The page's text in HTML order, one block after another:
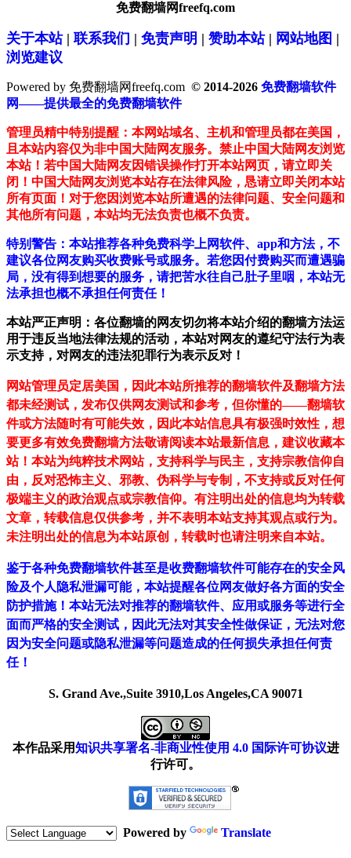
免费翻墙网freefq.com
关于本站| 联系我们 | 免责声明 | 赞助本站| 网站地图 |
浏览建议
Powered by 免费翻墙网freefq.com © 2014-2026 免费翻墙软件
网——提供最全的免费翻墙软件
管理员精中特别提醒：本网站域名、主机和管理员都在美国，
且本站内容仅为非中国大陆网友服务。禁止中国大陆网友浏览
本站！若中国大陆网友因错误操作打开本站网页，请立即关
闭！中国大陆网友浏览本站存在法律风险，恳请立即关闭本站
所有页面！对于您因浏览本站所遭遇的法律问题、安全问题和
其他所有问题，本站均无法负责也概不负责。
特别警告：本站推荐各种免费科学上网软件、app和方法，不
建议各位网友购买收费账号或服务。若您因付费购买而遭遇骗
局，没有得到想要的服务，请把苦水往自己肚子里咽，本站无
法承担也概不承担任何责任！
本站严正声明：各位翻墙的网友切勿将本站介绍的翻墙方法运
用于违反当地法律法规的活动，本站对网友的遵纪守法行为表
示支持，对网友的违法犯罪行为表示反对！
网站管理员定居美国，因此本站所推荐的翻墙软件及翻墙方法
都未经测试，发布仅供网友测试和参考，但你懂的——翻墙软
件或方法随时有可能失效，因此本站信息具有极强时效性，想
要更多有效免费翻墙方法敬请阅读本站最新信息，建议收藏本
站！ 本站为纯粹技术网站，支持科学与民主，支持宗教信仰自
由，反对恐怖主义、邪教、伪科学与专制，不支持或反对任何
极端主义的政治观点或宗教信仰。有注明出处的信息均为转载
文章，转载信息仅供参考，并不表明本站支持其观点或行为。
未注明出处的信息为本站原创，转载时也请注明来自本站。
鉴于各种免费翻墙软件甚至是收费翻墙软件可能存在的安全风
险及个人隐私泄漏可能，本站提醒各位网友做好各方面的安全
防护措施！本站无法对推荐的翻墙软件、应用或服务等进行全
面而严格的安全测试，因此无法对其安全性做保证，无法对您
因为安全问题或隐私泄漏等问题造成的任何损失承担任何责
任！
S. Grand Ave.,Suite 3910,Los Angeles,CA 90071
本作品采用知识共享署名-非商业性使用 4.0 国际许可协议进
行许可。
Powered by Translate